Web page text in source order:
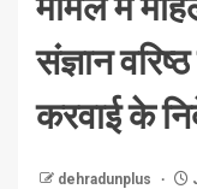
संज्ञान
करवाई के
dehradunplus